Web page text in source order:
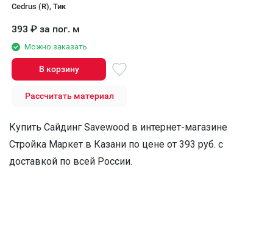
Cedrus (R), Тик
393 ₽ за пог. м
Можно заказать
В корзину
Рассчитать материал
Купить Сайдинг Savewood в интернет-магазине
Стройка Маркет в Казани по цене от 393 руб. с
доставкой по всей России.